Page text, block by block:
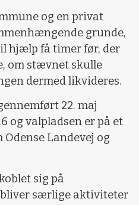
og en privat
grunde,
hjælp få timer før, der
om stævnet skulle
dermed likvideres.
22. maj
og valpladsen er på et
Odense Landevej og
sig på
bliver særlige aktiviteter